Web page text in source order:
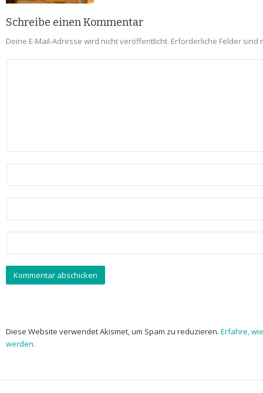
Schreibe einen Kommentar
Deine E-Mail-Adresse wird nicht veröffentlicht. Erforderliche Felder sind
Diese Website verwendet Akismet, um Spam zu reduzieren. Erfahre,
werden.